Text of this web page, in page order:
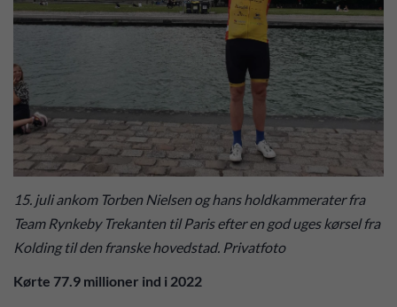
15. juli ankom Torben Nielsen og hans holdkammerater fra
Team Rynkeby Trekanten til Paris efter en god uges kørsel fra
Kolding til den franske hovedstad. Privatfoto
Kørte 77.9 millioner ind i 2022